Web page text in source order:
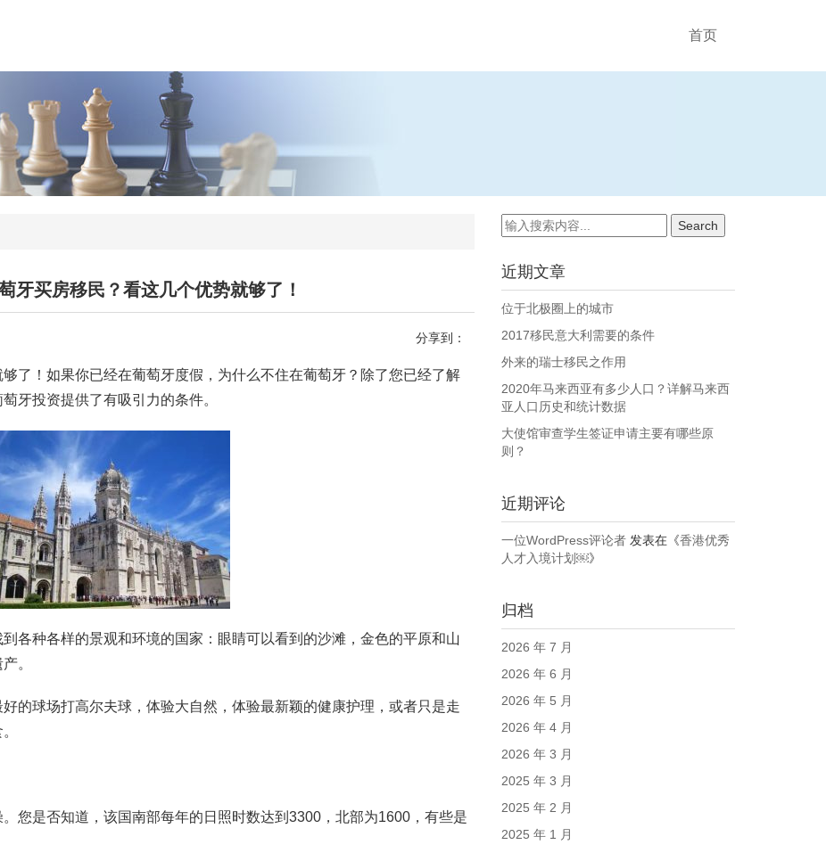
首页
牙买房移民？看这几个优势就够了！
分享到：
够了！如果你已经在葡萄牙度假，为什么不住在葡萄牙？除了您已经了解
牙投资提供了有吸引力的条件。
各种各样的景观和环境的国家：眼睛可以看到的沙滩，金色的平原和山
。
的球场打高尔夫球，体验大自然，体验最新颖的健康护理，或者只是走
您是否知道，该国南部每年的日照时数达到3300，北部为1600，有些是
近期文章
位于北极圈上的城市
2017移民意大利需要的条件
外来的瑞士移民之作用
2020年马来西亚有多少人口？详解马来西
亚人口历史和统计数据
大使馆审查学生签证申请主要有哪些原
则？
近期评论
一位WordPress评论者发表在《香港优秀
人才入境计划￼》
归档
2026 年 7 月
2026 年 6 月
2026 年 5 月
2026 年 4 月
2026 年 3 月
2025 年 3 月
2025 年 2 月
2025 年 1 月